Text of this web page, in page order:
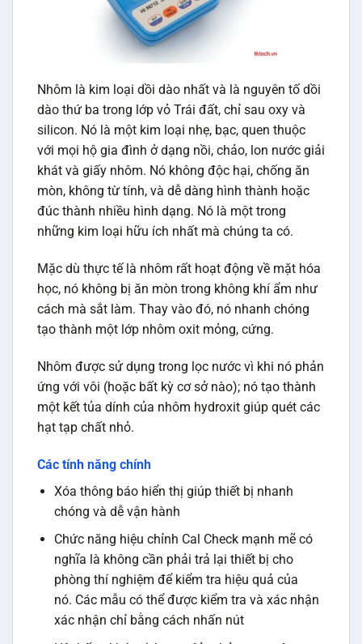
Nhôm là kim loại dồi dào nhất và là nguyên tố dồi
dào thứ ba trong lớp vỏ Trái đất, chỉ sau oxy và
silicon. Nó là một kim loại nhẹ, bạc, quen thuộc
với mọi hộ gia đình ở dạng nồi, chảo, lon nước giải
khát và giấy nhôm. Nó không độc hại, chống ăn
mòn, không từ tính, và dễ dàng hình thành hoặc
đúc thành nhiều hình dạng. Nó là một trong
những kim loại hữu ích nhất mà chúng ta có.
Mặc dù thực tế là nhôm rất hoạt động về mặt hóa
học, nó không bị ăn mòn trong không khí ẩm như
cách mà sắt làm. Thay vào đó, nó nhanh chóng
tạo thành một lớp nhôm oxit mỏng, cứng.
Nhôm được sử dụng trong lọc nước vì khi nó phản
ứng với vôi (hoặc bất kỳ cơ sở nào); nó tạo thành
một kết tủa dính của nhôm hydroxit giúp quét các
hạt tạp chất nhỏ.
Các tính năng chính
Xóa thông báo hiển thị giúp thiết bị nhanh
chóng và dễ vận hành
Chức năng hiệu chỉnh Cal Check mạnh mẽ có
nghĩa là không cần phải trả lại thiết bị cho
phòng thí nghiệm để kiểm tra hiệu quả của
nó. Các mẫu có thể được kiểm tra và xác nhận
xác nhận chỉ bằng cách nhấn nút